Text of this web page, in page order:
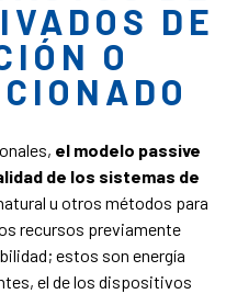
DE
O
el modelo passive
de los sistemas de
u otros métodos para
recursos previamente
estos son energía
el de los dispositivos